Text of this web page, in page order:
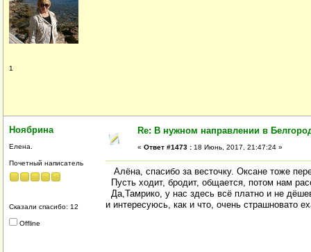
1
Ноябрина
Елена.
Почетный написатель
Сказали спасибо: 12
Offline
Re: В нужном направлении в
« Ответ #1473 : 18 Июнь, 2017, 21:47:24 »
Алёна, спасибо за весточку. Оксане тоже
Пусть ходит, бродит, общается, потом нам
Да,Тамрико, у нас здесь всё платно и не
и интересуюсь, как и что, очень страшновато